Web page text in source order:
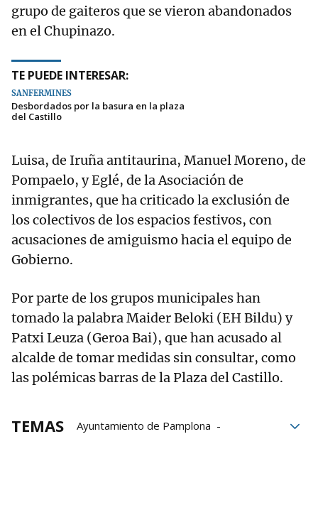
grupo de gaiteros que se vieron abandonados
en el Chupinazo.
TE PUEDE INTERESAR:
SANFERMINES
Desbordados por la basura en la plaza
del Castillo
Luisa, de Iruña antitaurina, Manuel Moreno, de
Pompaelo, y Eglé, de la Asociación de
inmigrantes, que ha criticado la exclusión de
los colectivos de los espacios festivos, con
acusaciones de amiguismo hacia el equipo de
Gobierno.
Por parte de los grupos municipales han
tomado la palabra Maider Beloki (EH Bildu) y
Patxi Leuza (Geroa Bai), que han acusado al
alcalde de tomar medidas sin consultar, como
las polémicas barras de la Plaza del Castillo.
TEMAS
Ayuntamiento de Pamplona